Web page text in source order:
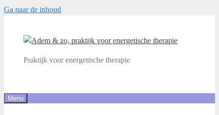
Ga naar de inhoud
Praktijk voor energetische therapie
Menu